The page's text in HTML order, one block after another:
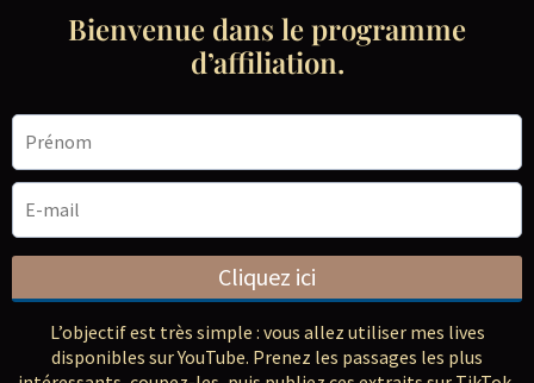
Bienvenue dans le programme
d’affiliation.
Cliquez ici
L’objectif est très simple : vous allez utiliser mes lives
disponibles sur YouTube. Prenez les passages les plus